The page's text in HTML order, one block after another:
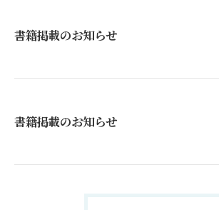
書籍掲載のお知らせ
書籍掲載のお知らせ